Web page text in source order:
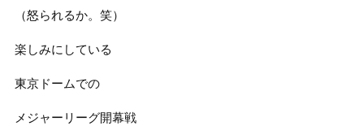
（怒られるか。笑）
楽しみにしている
東京ドームでの
メジャーリーグ開幕戦